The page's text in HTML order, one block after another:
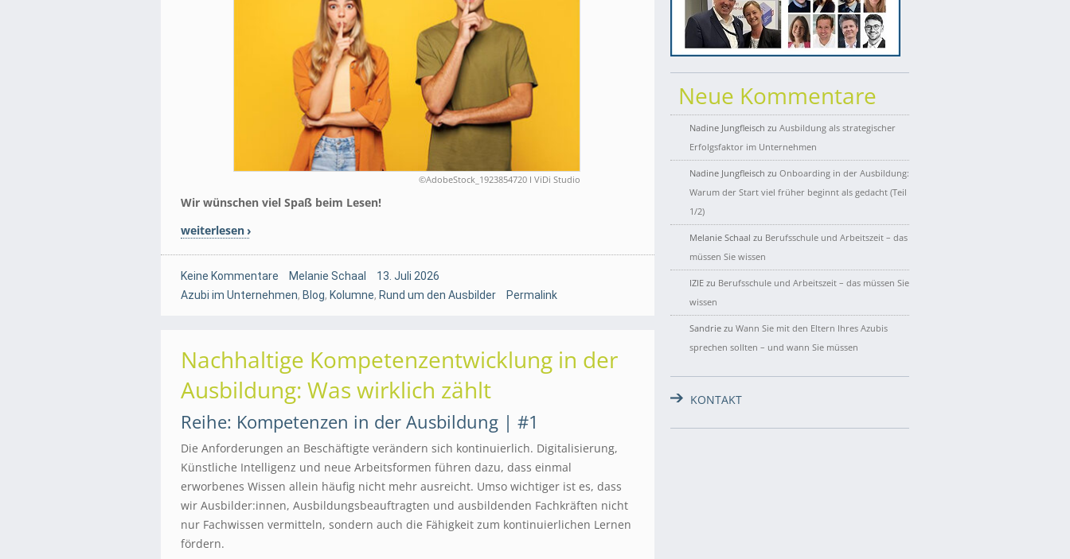
©AdobeStock_1923854720 I ViDi Studio
Wir wünschen viel Spaß beim Lesen!
weiterlesen
Keine Kommentare Melanie Schaal
13. Juli 2026
Azubi im Unternehmen, Blog, Kolumne, Rund um den Ausbilder Permalink
Nachhaltige Kompetenzentwicklung in der
Ausbildung: Was wirklich zählt
Reihe: Kompetenzen in der Ausbildung | #1
Die Anforderungen an Beschäftigte verändern sich kontinuierlich. Digitalisierung,
Künstliche Intelligenz und neue Arbeitsformen führen dazu, dass einmal
erworbenes Wissen allein häufig nicht mehr ausreicht. Umso wichtiger ist es, dass
wir Ausbilder:innen, Ausbildungsbeauftragten und ausbildenden Fachkräften nicht
nur Fachwissen vermitteln, sondern auch die Fähigkeit zum kontinuierlichen Lernen
fördern.
Neue Kommentare
Nadine Jungfleisch zu Ausbildung als strategischer
Erfolgsfaktor im Unternehmen
Nadine Jungfleisch zu Onboarding in der Ausbildung:
Warum der Start viel früher beginnt als gedacht (Teil
1/2)
Melanie Schaal zu Berufsschule und Arbeitszeit – das
müssen Sie wissen
IZIE zu Berufsschule und Arbeitszeit – das müssen Sie
wissen
Sandrie zu Wann Sie mit den Eltern Ihres Azubis
sprechen sollten – und wann Sie müssen
KONTAKT